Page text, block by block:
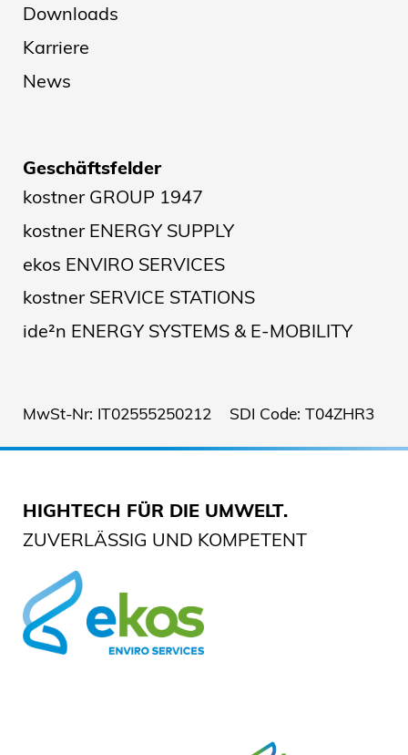
Downloads
Karriere
News
Geschäftsfelder
kostner GROUP 1947
kostner ENERGY SUPPLY
ekos ENVIRO SERVICES
kostner SERVICE STATIONS
ide²n ENERGY SYSTEMS & E-MOBILITY
MwSt-Nr: IT02555250212 SDI Code: T04ZHR3
HIGHTECH FÜR DIE UMWELT.
ZUVERLÄSSIG UND KOMPETENT